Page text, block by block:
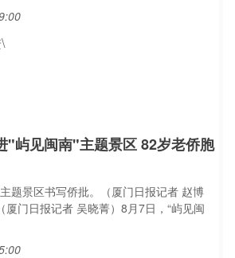
"屿见闽南"主题景区 82岁老侨胞
题景区书写侨批。（厦门日报记者 赵博
厦门日报记者 吴晓菁）8月7日，“屿见闽